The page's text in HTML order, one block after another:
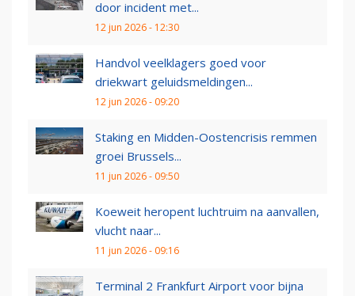
door incident met...
12 jun 2026 - 12:30
Handvol veelklagers goed voor
driekwart geluidsmeldingen...
12 jun 2026 - 09:20
Staking en Midden-Oostencrisis remmen
groei Brussels...
11 jun 2026 - 09:50
Koeweit heropent luchtruim na aanvallen,
vlucht naar...
11 jun 2026 - 09:16
Terminal 2 Frankfurt Airport voor bijna